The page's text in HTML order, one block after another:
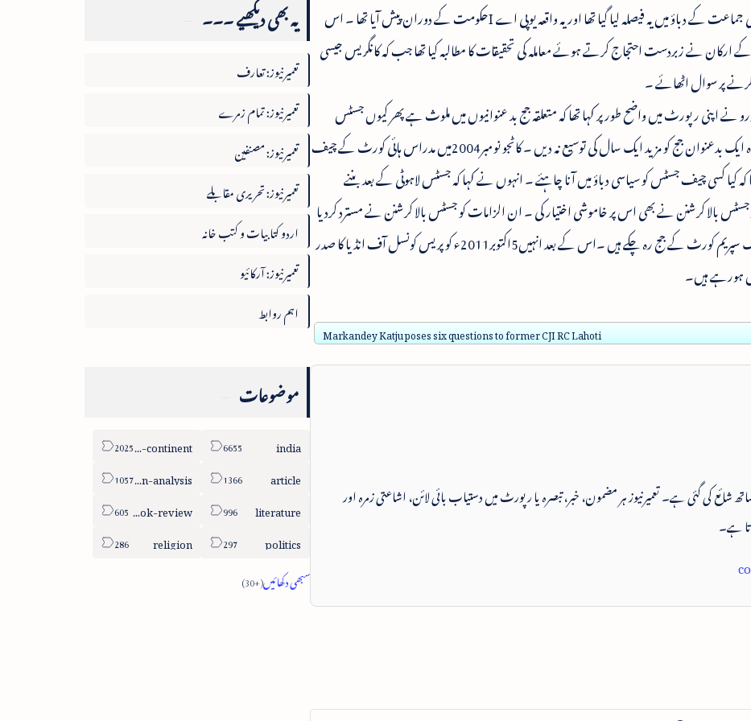
گئی ۔ انہوں نے بتایا کہ ٹاملناڈو کی ایک سیاسی جماعت کے دباؤ میں یہ فیصلہ لیا گیا تھا اور یہ واقعہ یوپی اے Iحکومت کے دوران پیش آیا تھا ۔ اس
ارکان نے زبردست احتجاج کرتے ہوئے معاملہ کی تحقیقات کا مطالبہ کیا تھا جب کہ کانگریس جیسی
پر سوال اٹھائے ۔
نے اپنی رپورٹ میں واضح طور پر کہا تھا کہ متعلقہ جج بد عنوانیوں میں ملوث ہے پھر کیوں جسٹس
لاہوٹی نے حکومت سے سفارش نہیں کی کہ وہ ایک بدعنوان جج کو مزید ایک سال کی توسیع نہ دیں ۔ کاٹجو نومبر2004میں مدراس ہائی کورٹ کے چیف
کسی چیف جسٹس کو سیاسی دباؤ میں آنا چاہئے ۔ انہوں نے کہا کہ جسٹس لاہوٹی کے بعد بننے
بالا کرشنن نے بھی اس پر خاموشی اختیار کی ۔ ان الزامات کو جسٹس بالا کرشنن نے مسترد کردیا
اور انہیں بے بنیاد قرار دیا کاٹجو2006-11تک سپریم کورٹ کے جج رہ چکے ہیں ۔اس کے بعد انہیں5اکتوبر2011ء کو پریس کونسل آف انڈیا کا صدر
Markandey Katju poses six questions to former CJI RC Lahoti
ساتھ شائع کی گئی ہے۔ تعمیرنیوز ہر مضمون، خبر، تبصرہ یا رپورٹ میں دستیاب بائی لائن، اشاعتی زمرہ اور
ہے۔
یہ بھی دیکھیے ۔۔۔
تعمیرنیوز: تعارف
تعمیرنیوز: تمام زمرے
تعمیرنیوز: مصنفین
تعمیرنیوز: تحریری مقابلے
اردو کتابیات و کتب خانہ
تعمیرنیوز: آرکائیو
اہم روابط
موضوعات
india
sub-continent
article
column-analysis
literature
book-review
politics
religion